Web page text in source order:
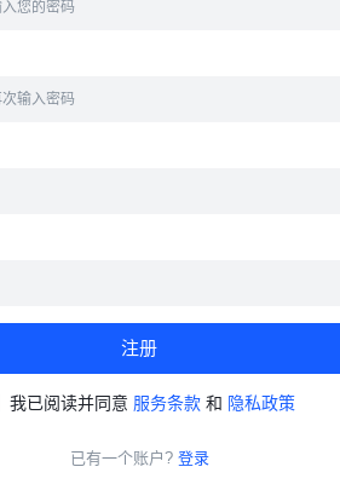
注册
我已阅读并同意 服务条款 和 隐私政策
已有一个账户? 登录